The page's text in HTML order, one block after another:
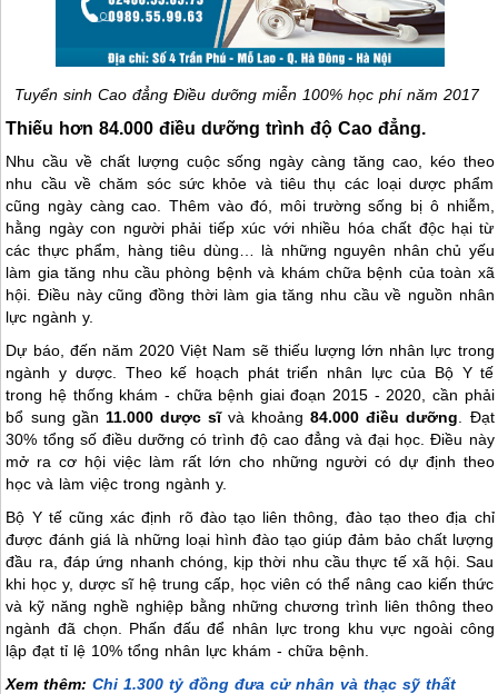
Tuyển sinh Cao đẳng Điều dưỡng miễn 100% học phí năm 2017
Thiếu hơn 84.000 điều dưỡng trình độ Cao đẳng.
Nhu cầu về chất lượng cuộc sống ngày càng tăng cao, kéo theo
nhu cầu về chăm sóc sức khỏe và tiêu thụ các loại dược phẩm
cũng ngày càng cao. Thêm vào đó, môi trường sống bị ô nhiễm,
hằng ngày con người phải tiếp xúc với nhiều hóa chất độc hại từ
các thực phẩm, hàng tiêu dùng… là những nguyên nhân chủ yếu
làm gia tăng nhu cầu phòng bệnh và khám chữa bệnh của toàn xã
hội. Điều này cũng đồng thời làm gia tăng nhu cầu về nguồn nhân
lực ngành y.
Dự báo, đến năm 2020 Việt Nam sẽ thiếu lượng lớn nhân lực trong
ngành y dược. Theo kế hoạch phát triển nhân lực của Bộ Y tế
trong hệ thống khám - chữa bệnh giai đoạn 2015 - 2020, cần phải
bổ sung gần 11.000 dược sĩvà khoảng84.000 điều dưỡng . Đạt
30% tổng số điều dưỡng có trình độ cao đẳng và đại học. Điều này
mở ra cơ hội việc làm rất lớn cho những người có dự định theo
học và làm việc trong ngành y.
Bộ Y tế cũng xác định rõ đào tạo liên thông, đào tạo theo địa chỉ
được đánh giá là những loại hình đào tạo giúp đảm bảo chất lượng
đầu ra, đáp ứng nhanh chóng, kịp thời nhu cầu thực tế xã hội. Sau
khi học y, dược sĩ hệ trung cấp, học viên có thể nâng cao kiến thức
và kỹ năng nghề nghiệp bằng những chương trình liên thông theo
ngành đã chọn. Phấn đấu để nhân lực trong khu vực ngoài công
lập đạt tỉ lệ 10% tổng nhân lực khám - chữa bệnh.
Xem thêm:Chi 1.300 tỷ đồng đưa cử nhân và thạc sỹ thất